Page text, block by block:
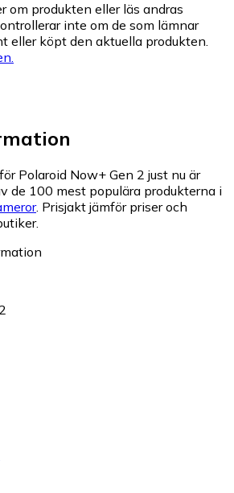
om produkten eller läs andras
inte om de som lämnar
eller köpt den aktuella produkten.
Polaroid Now+ Gen 2 just nu är
de 100 mest populära produkterna i
. Prisjakt jämför priser och